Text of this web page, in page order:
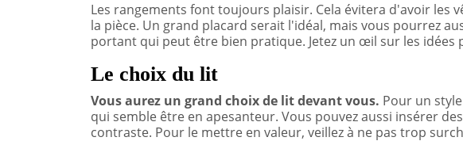
Les rangements font toujours plaisir. Cela évitera d'avoir les
la pièce. Un grand placard serait l'idéal, mais vous pourrez
portant qui peut être bien pratique. Jetez un œil sur les
Le choix du lit
Vous aurez un grand choix de lit devant vous. Pour un
qui semble être en apesanteur. Vous pouvez aussi insérer
contraste. Pour le mettre en valeur, veillez à ne pas trop